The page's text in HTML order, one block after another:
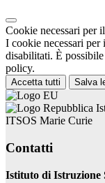
Cookie necessari per
I cookie necessari per
disabilitati. È
policy.
Accetta tutti Salva
ITSOS Marie Curie
Contatti
Istituto di Istruzione